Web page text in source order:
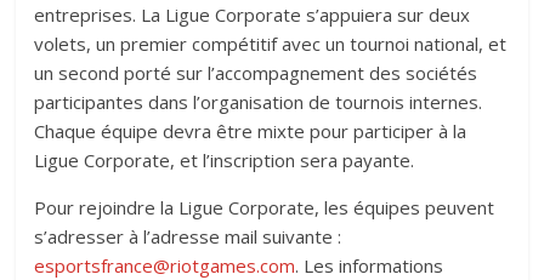
entreprises. La Ligue Corporate s’appuiera sur deux
volets, un premier compétitif avec un tournoi national, et
un second porté sur l’accompagnement des sociétés
participantes dans l’organisation de tournois internes.
Chaque équipe devra être mixte pour participer à la
Ligue Corporate, et l’inscription sera payante.
Pour rejoindre la Ligue Corporate, les équipes peuvent
s’adresser à l’adresse mail suivante :
esportsfrance@riotgames.com. Les informations